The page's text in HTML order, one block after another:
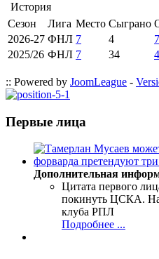
История
Сезон
Лига Место Сыграно
2026-27 ФНЛ 7 4 7
2025/26 ФНЛ 7 34
:: Powered by JoomLeague -
Первые лица
Дополнительная
Цитата первого
покинуть ЦСКА. На
клуба РПЛ
Подробнее ...